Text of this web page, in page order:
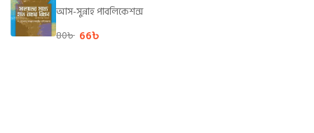
আস-সুন্নাহ পাবলিকেশন্স
80৳ 66৳